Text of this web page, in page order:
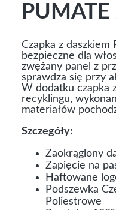
Czapka z daszkiem
bezpieczne dla
zwężany panel z
sprawdza się przy
W dodatku czapka
recyklingu,
materiałów
Szczegóły:
Zaokrąglony
Zapięcie na
Haftowane
Podszewka
Poliestrowe